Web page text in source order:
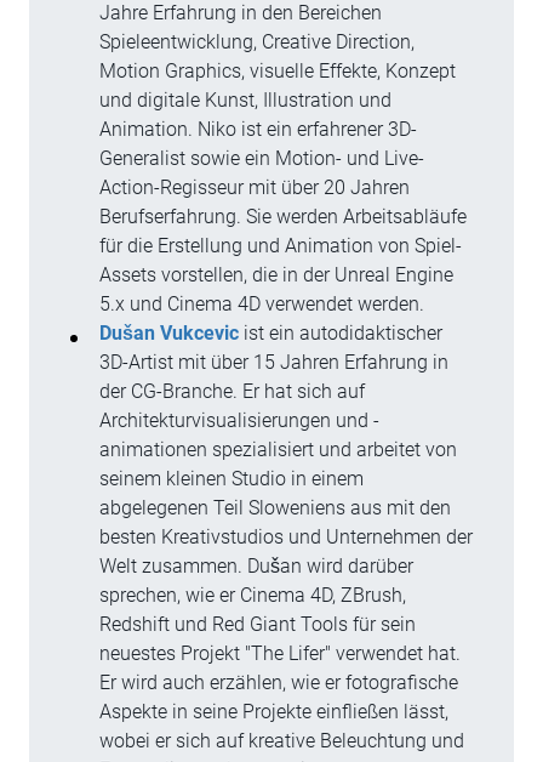
Jahre Erfahrung in den Bereichen
Spieleentwicklung, Creative Direction,
Motion Graphics, visuelle Effekte, Konzept
und digitale Kunst, Illustration und
Animation. Niko ist ein erfahrener 3D-
Generalist sowie ein Motion- und Live-
Action-Regisseur mit über 20 Jahren
Berufserfahrung. Sie werden Arbeitsabläufe
für die Erstellung und Animation von Spiel-
Assets vorstellen, die in der Unreal Engine
5.x und Cinema 4D verwendet werden.
Dušan Vukcevicist ein autodidaktischer
3D-Artist mit über 15 Jahren Erfahrung in
der CG-Branche. Er hat sich auf
Architekturvisualisierungen und -
animationen spezialisiert und arbeitet von
seinem kleinen Studio in einem
abgelegenen Teil Sloweniens aus mit den
besten Kreativstudios und Unternehmen der
Welt zusammen. Dušan wird darüber
sprechen, wie er Cinema 4D, ZBrush,
Redshift und Red Giant Tools für sein
neuestes Projekt "The Lifer" verwendet hat.
Er wird auch erzählen, wie er fotografische
Aspekte in seine Projekte einfließen lässt,
wobei er sich auf kreative Beleuchtung und